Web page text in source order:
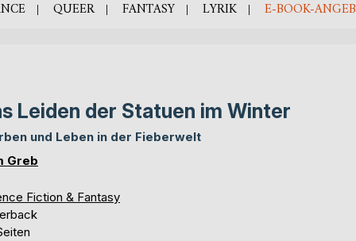
QUEER FANTASY LYRIK E-BOOK-
Leiden der Statuen im Winter
und Leben in der Fieberwelt
Greb
Fiction & Fantasy